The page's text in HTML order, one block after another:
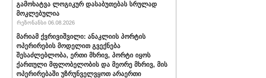
გამოხატვა ლოგიკურ დასაბუთებას სრულად
მოკლებულია
რეზონანსი 06.08.2026
მარიამ ქვრივიშვილი: ანაკლიის პორტის
ოპერირების მოდელით გვექნება
შესაძლებლობა, ერთი მხრივ, პორტი იყოს
ქართული მფლობელობის და მეორე მხრივ, მის
ოპერირებაში უზრუნველვყოთ არაერთი